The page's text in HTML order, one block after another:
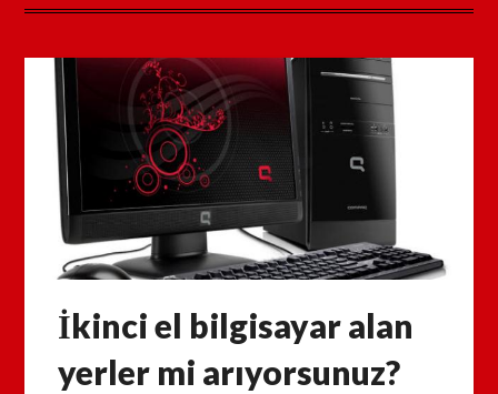
İkinci el bilgisayar alan
yerler mi arıyorsunuz?